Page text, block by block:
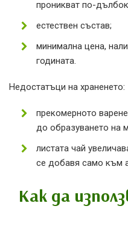
проникват по-
естествен състав;
минимална цена,
годината.
Недостатъци на храненето:
прекомерното
до образуването на
листата чай
се добавя само към
Как да